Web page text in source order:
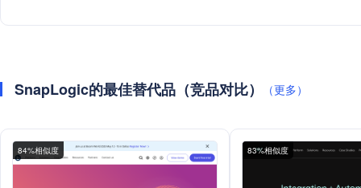
SnapLogic的最佳替代品（竞品对比） （更多）
84%相似度 83%相似度